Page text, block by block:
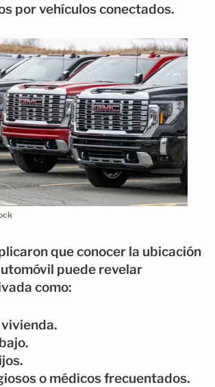
por vehículos conectados.
que conocer la ubicación
puede revelar
como:
o médicos frecuentados.